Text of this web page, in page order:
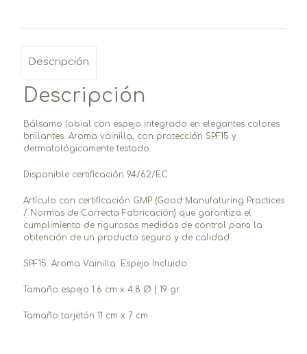
Descripción
Descripción
Bálsamo labial con espejo integrado en elegantes colores
brillantes. Aroma vainilla, con protección SPF15 y
dermatológicamente testado.
Disponible certificación 94/62/EC.
Artículo con certificación GMP (Good Manufaturing Practices
/ Normas de Correcta Fabricación) que garantiza el
cumplimiento de rigurosas medidas de control para la
obtención de un producto seguro y de calidad.
SPF15. Aroma Vainilla. Espejo Incluido
Tamaño espejo 1.6 cm x 4.8 Ø | 19 gr.
Tamaño tarjetón 11 cm x 7 cm